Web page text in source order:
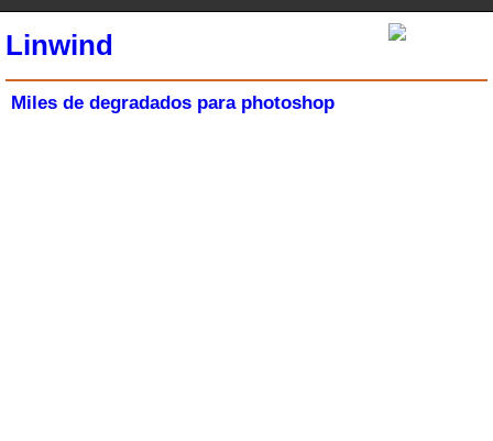
Linwind
Miles de degradados para photoshop